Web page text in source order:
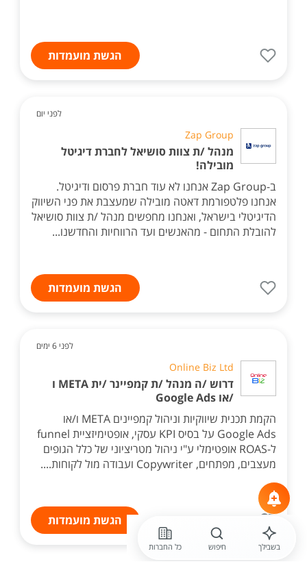
הגשת מועמדות
לפני יום
Zap Group
מנהל /ת צוות סושיאל לחברת דיגיטל
מובילה!
ב-Zap Group אנחנו לא עוד חברת פרסום ודיגיטל.
אנחנו פלטפורמת דאטה מובילה שמעצבת את פני השיווק
הדיגיטלי בישראל, ואנחנו מחפשים מנהל /ת צוות סושיאל
להובלת התחום - מהאנשים ועד הרווחיות והחדשנו...
הגשת מועמדות
לפני 6 ימים
Online Biz Ltd
דרוש /ה מנהל /ת קמפיינר /ית META ו
/או Google Ads
הקמת תכנית שיווקיות וניהול קמפיינים META ו/או
Google Ads על בסיס KPI עסקי, אופטימיזציית funnel
ל-ROAS אופטימלי ע"י ניהול מטריציוני של כלל הגופים
מעצבים, מפתחים, Copywriter ועבודה מול לקוחות....
הגשת מועמדות
בשבילך חיפוש כל החברות